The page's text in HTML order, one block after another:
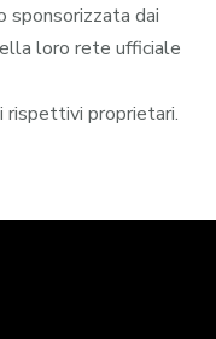
sponsorizzata dai
loro rete ufficiale
rispettivi proprietari.